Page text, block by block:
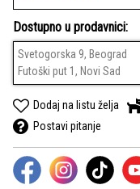
Dostupno u prodavnici:
Svetogorska 9, Beograd
Futoški put 1, Novi Sad
Dodaj na listu želja
Postavi pitanje